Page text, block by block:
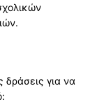
για να